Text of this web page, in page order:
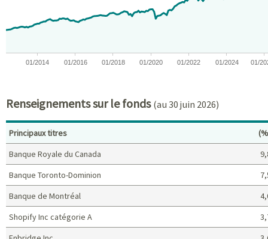
The chart has 1 Y axis displaying values. Data ranges from -100
01/2014 01/2016 01/2018 01/2020 01/2022 01/2024 01/
Renseignements sur le fonds(au 30 juin 2026)
Principaux titres
Banque Royale du Canada
Banque Toronto-Dominion
Banque de Montréal
Shopify Inc catégorie A